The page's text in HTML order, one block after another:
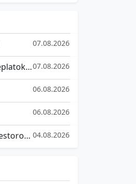
07.08.2026
Má nájomca nárok na preplatok z vyúčtovania služieb spojených s užívaním bytu?07.08.2026
06.08.2026
06.08.2026
Prenájom nebytových priestorov a ich vrátenie 04.08.2026